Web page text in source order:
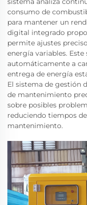
consumo de
para mantener un
digital integrado
permite ajustes
energía variables.
automáticamente a
entrega de energía
El sistema de gestión
de mantenimiento
sobre posibles
reduciendo tiempos
mantenimiento.